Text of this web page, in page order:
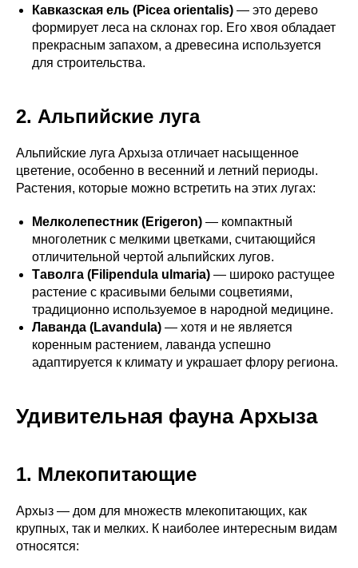
Кавказская ель (Picea orientalis) — это дерево
формирует леса на склонах гор. Его хвоя обладает
прекрасным запахом, а древесина используется
для строительства.
2. Альпийские луга
Альпийские луга Архыза отличает насыщенное
цветение, особенно в весенний и летний периоды.
Растения, которые можно встретить на этих лугах:
Мелколепестник (Erigeron) — компактный
многолетник с мелкими цветками, считающийся
отличительной чертой альпийских лугов.
Таволга (Filipendula ulmaria) — широко растущее
растение с красивыми белыми соцветиями,
традиционно используемое в народной медицине.
Лаванда (Lavandula) — хотя и не является
коренным растением, лаванда успешно
адаптируется к климату и украшает флору региона.
Удивительная фауна Архыза
1. Млекопитающие
Архыз — дом для множеств млекопитающих, как
крупных, так и мелких. К наиболее интересным видам
относятся: